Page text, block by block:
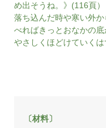
め出そうね。》(116頁）
落ち込んだ時や寒い外
べればきっとおなかの
やさしくほどけていくは
〔材料〕